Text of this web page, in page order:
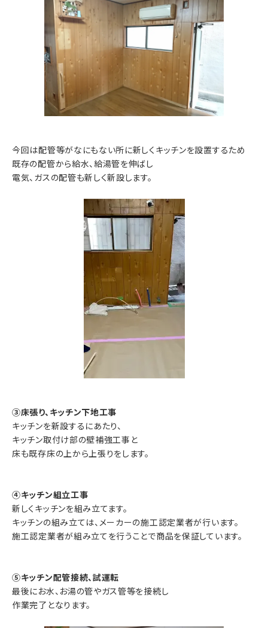
今回は配管等がなにもない所に新しくキッチンを設置するため
既存の配管から給水、給湯管を伸ばし
電気、ガスの配管も新しく新設します。
③床張り、キッチン下地工事
キッチンを新設するにあたり、
キッチン取付け部の壁補強工事と
床も既存床の上から上張りをします。
④キッチン組立工事
新しくキッチンを組み立てます。
キッチンの組み立ては、メーカーの施工認定業者が行います。
施工認定業者が組み立てを行うことで商品を保証しています。
⑤キッチン配管接続、試運転
最後にお水、お湯の管やガス管等を接続し
作業完了となります。